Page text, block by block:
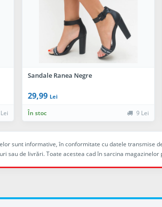
Sandale Ranea Negre
29,99 Lei
În stoc 9 Lei
sunt informative, în conformitate cu datele transmise
sau de livrări. Toate acestea cad în sarcina